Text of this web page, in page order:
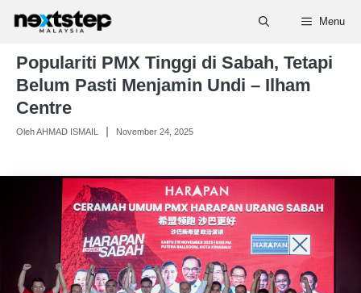
Skip
content
Menu
Populariti PMX Tinggi di Sabah, Tetapi
Belum Pasti Menjamin Undi – Ilham
Centre
Oleh AHMAD ISMAIL November 24, 2025